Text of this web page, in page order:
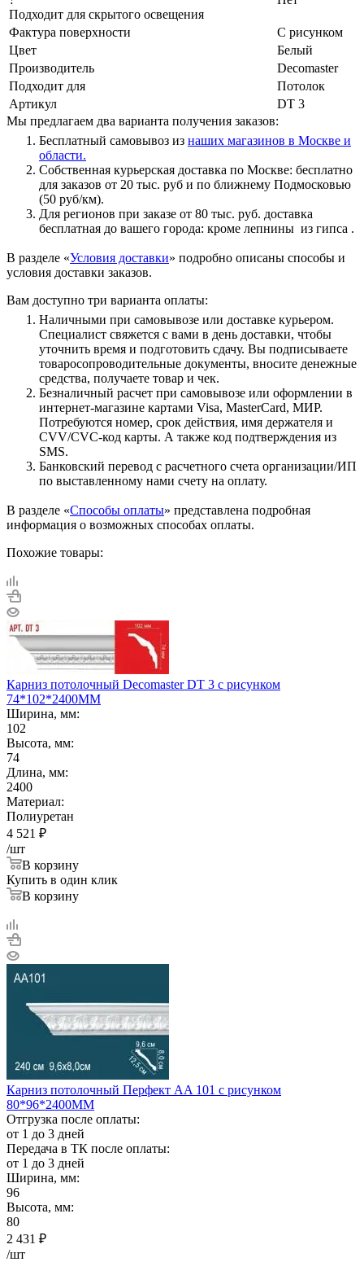
Подходит для скрытого освещения
Фактура поверхности
С рисунком
Цвет
Белый
Производитель
Decomaster
Подходит для
Потолок
Артикул
DT 3
Мы предлагаем два варианта получения заказов:
Бесплатный самовывоз из наших магазинов в Москве и
области.
Собственная курьерская доставка по Москве: бесплатно
для заказов от 20 тыс. руб и по ближнему Подмосковью
(50 руб/км).
Для регионов при заказе от 80 тыс. руб. доставка
бесплатная до вашего города: кроме лепнины из гипса .
В разделе «Условия доставки» подробно описаны способы и
условия доставки заказов.
Вам доступно три варианта оплаты:
Наличными при самовывозе или доставке курьером.
Специалист свяжется с вами в день доставки, чтобы
уточнить время и подготовить сдачу. Вы подписываете
товаросопроводительные документы, вносите денежные
средства, получаете товар и чек.
Безналичный расчет при самовывозе или оформлении в
интернет-магазине картами Visa, MasterCard, МИР.
Потребуются номер, срок действия, имя держателя и
CVV/CVC-код карты. А также код подтверждения из
SMS.
Банковский перевод с расчетного счета организации/ИП
по выставленному нами счету на оплату.
В разделе «Способы оплаты» представлена подробная
информация о возможных способах оплаты.
Похожие товары:
Карниз потолочный Decomaster DT 3 с рисунком
74*102*2400ММ
Ширина, мм:
102
Высота, мм:
74
Длина, мм:
2400
Материал:
Полиуретан
4 521 ₽
/шт
В корзину
Купить в один клик
В корзину
Карниз потолочный Перфект AA 101 с рисунком
80*96*2400ММ
Отгрузка после оплаты:
от 1 до 3 дней
Передача в ТК после оплаты:
от 1 до 3 дней
Ширина, мм:
96
Высота, мм:
80
2 431 ₽
/шт